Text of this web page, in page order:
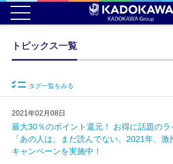
トピックス一覧
タグ一覧をみる
2021年02月08日
最大30％のポイント還元！ お得に話題の
「あの人は、まだ読んでない。2021年、激
キャンペーンを実施中！